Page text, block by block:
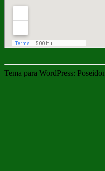
Tema para WordPress: